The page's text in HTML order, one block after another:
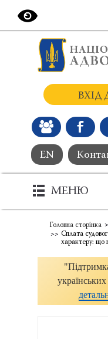
EN
ВХІД
МЕНЮ
Головна сторінка
Сплата
характеру: що